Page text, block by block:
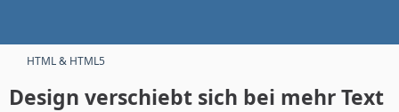
HTML & HTML5
Design verschiebt sich bei mehr Text